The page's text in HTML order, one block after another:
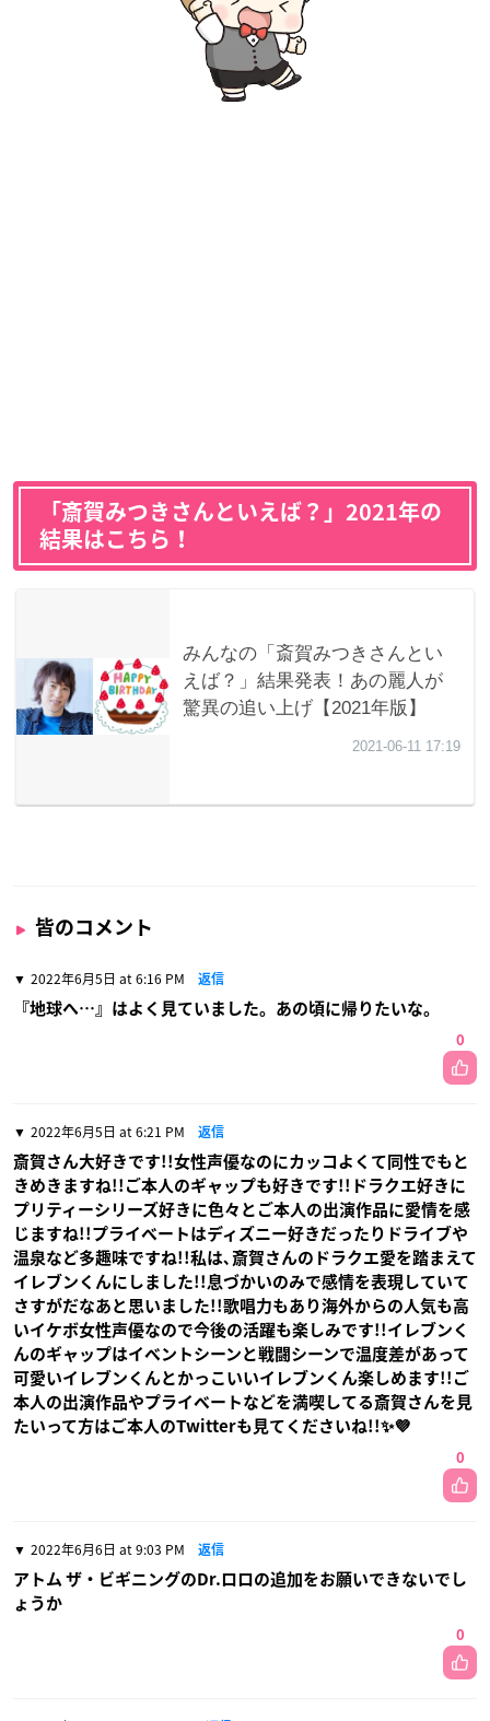
「斎賀みつきさんといえば？」2021年の
結果はこちら！
皆のコメント
2022年6月5日 at 6:16 PM 返信
『地球へ…』はよく見ていました。あの頃に帰りたいな。
0
2022年6月5日 at 6:21 PM 返信
斎賀さん大好きです!!女性声優なのにカッコよくて同性でもと
きめきますね!!ご本人のギャップも好きです!!ドラクエ好きに
プリティーシリーズ好きに色々とご本人の出演作品に愛情を感
じますね!!プライベートはディズニー好きだったりドライブや
温泉など多趣味ですね!!私は､斎賀さんのドラクエ愛を踏まえて
イレブンくんにしました!!息づかいのみで感情を表現していて
さすがだなあと思いました!!歌唱力もあり海外からの人気も高
いイケボ女性声優なので今後の活躍も楽しみです!!イレブンく
んのギャップはイベントシーンと戦闘シーンで温度差があって
可愛いイレブンくんとかっこいいイレブンくん楽しめます!!ご
本人の出演作品やプライベートなどを満喫してる斎賀さんを見
たいって方はご本人のTwitterも見てくださいね!!✨💜
0
2022年6月6日 at 9:03 PM 返信
アトム ザ・ビギニングのDr.ロロの追加をお願いできないでし
ょうか
0